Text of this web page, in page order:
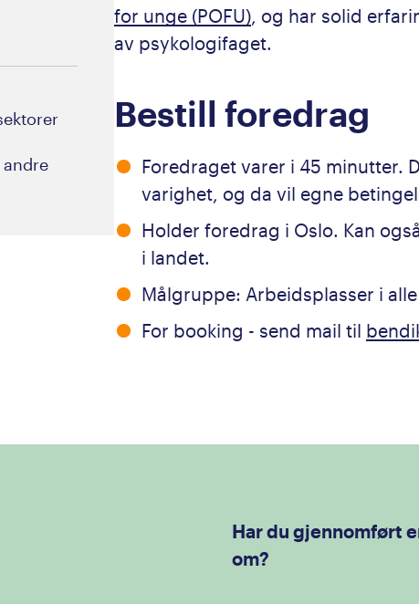
for unge (POFU), og har solid
av psykologifaget.
Bestill foredrag
Foredraget varer i 45 minutter.
varighet, og da vil egne
Holder foredrag i Oslo. Kan
i landet.
Målgruppe: Arbeidsplasser i
For booking - send mail til
Har du gjennomført
om?